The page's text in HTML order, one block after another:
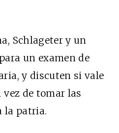
Schlageter y un
un examen de
y discuten si vale
de tomar las
la patria.